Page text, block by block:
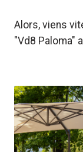
Alors, viens
"Vd8 Paloma"